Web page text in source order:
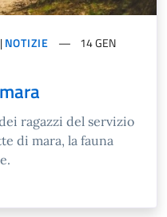
|NOTIZIE
14 GEN
ragazzi del servizio
di mara, la fauna